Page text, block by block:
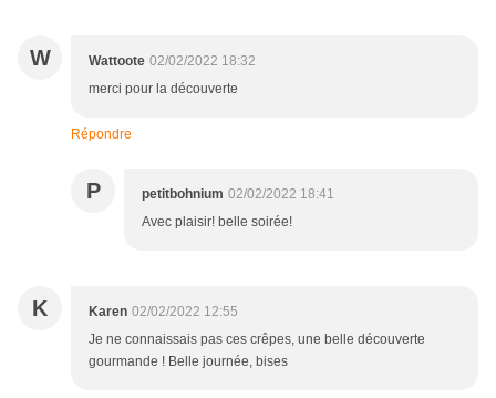
W Wattoote 02/02/2022 18:32
merci pour la découverte
Répondre
P petitbohnium 02/02/2022 18:41
Avec plaisir! belle soirée!
K Karen 02/02/2022 12:55
Je ne connaissais pas ces crêpes, une belle découverte
gourmande ! Belle journée, bises